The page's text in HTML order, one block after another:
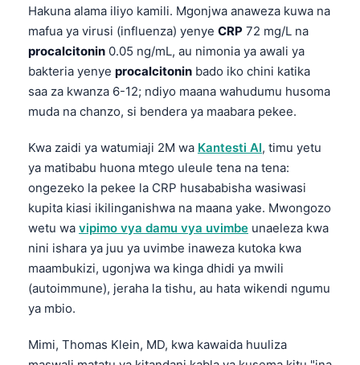
Hakuna alama iliyo kamili. Mgonjwa anaweza kuwa na
mafua ya virusi (influenza) yenye CRP 72 mg/L na
procalcitonin 0.05 ng/mL, au nimonia ya awali ya
bakteria yenye procalcitonin bado iko chini katika
saa za kwanza 6-12; ndiyo maana wahudumu husoma
muda na chanzo, si bendera ya maabara pekee.
Kwa zaidi ya watumiaji 2M wa Kantesti AI, timu yetu
ya matibabu huona mtego uleule tena na tena:
ongezeko la pekee la CRP husababisha wasiwasi
kupita kiasi ikilinganishwa na maana yake. Mwongozo
wetu wa vipimo vya damu vya uvimbe unaeleza kwa
nini ishara ya juu ya uvimbe inaweza kutoka kwa
maambukizi, ugonjwa wa kinga dhidi ya mwili
(autoimmune), jeraha la tishu, au hata wikendi ngumu
ya mbio.
Mimi, Thomas Klein, MD, kwa kawaida huuliza